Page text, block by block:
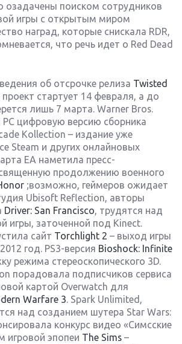
озадачены поиском сотрудников
игры с открытым миром
наград, которые снискала RDR,
что речь идет о Red Dead
об отсрочке релиза Twisted
стартует 14 февраля, а до
лишь 7 марта. Warner Bros.
цифровую версию сборника
Kollection – издание уже
Steam и других онлайновых
ЕА наметила пресс-
продолжению военного
;возможно, геймеров ожидает
Ubisoft Reflection, авторы
Driver: San Francisco, трудятся над
игры, заточенной под Kinect.
сайт Torchlight 2 – выход игры
год. PS3-версия Bioshock: Infinite
режима стереоскопического 3D.
порадовала подписчиков сервиса
картой Overwatch для
Warfare 3. Spark Unlimited,
над созданием шутера Star Wars:
конкурс видео «Симсские
игровой эпопеи The Sims –